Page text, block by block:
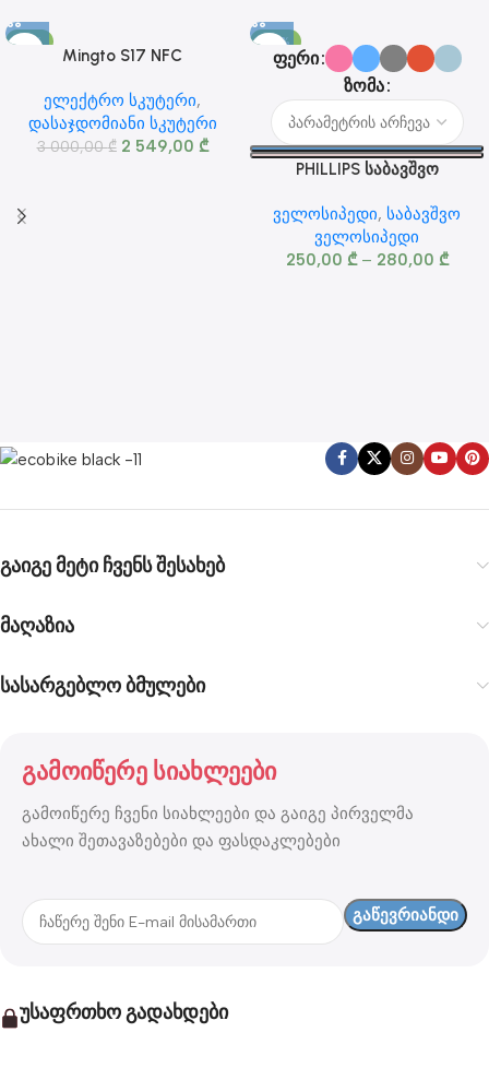
-15%
Mingto S17 NFC
ელექტრო სკუტერი,
დასაჯდომიანი სკუტერი
3 000,00₾ 2 549,00 ₾
-29%
ფერი
ზომა
PHILLIPS საბავშვო
ამორტიზატორით
ველოსიპედი, საბავშვო
ველოსიპედი
250,00 ₾ – 280,00 ₾
გაიგე მეტი ჩვენს შესახებ
მაღაზია
სასარგებლო ბმულები
გამოიწერე სიახლეები
გამოიწერე ჩვენი სიახლეები და გაიგე პირველმა
ახალი შეთავაზებები და ფასდაკლებები
უსაფრთხო გადახდები